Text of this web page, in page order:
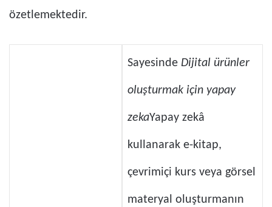
özetlemektedir.
Sayesinde Dijital ürünler
oluşturmak için yapay
zekaYapay zekâ
kullanarak e-kitap,
çevrimiçi kurs veya görsel
materyal oluşturmanın